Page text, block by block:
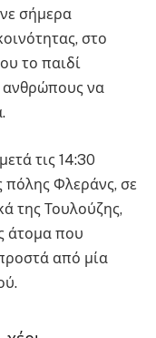
σήμερα
στο
το παιδί
ανθρώπους να
τις 14:30
πόλης Φλεράνς, σε
της Τουλούζης,
άτομα που
από μία